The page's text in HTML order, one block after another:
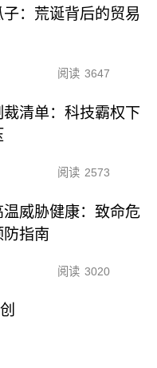
：荒诞背后的贸易
阅读 3647
清单：科技霸权下
阅读 2573
威胁健康：致命危
防指南
阅读 3020